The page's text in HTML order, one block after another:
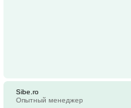
Sibe.ro
Опытный менеджер